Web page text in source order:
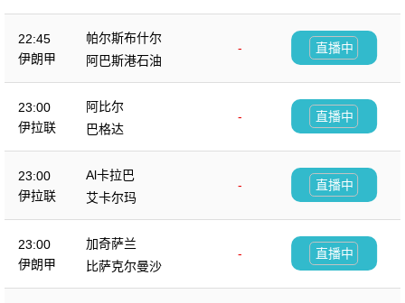
22:45
伊朗甲
帕尔斯布什尔
-
阿巴斯港石油
直播中
23:00
伊拉联
阿比尔
-
巴格达
直播中
23:00
伊拉联
Al卡拉巴
-
艾卡尔玛
直播中
23:00
伊朗甲
加奇萨兰
-
比萨克尔曼沙
直播中